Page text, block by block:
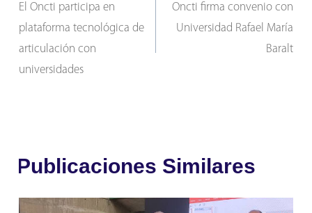
de
entradas
El Oncti participa en
plataforma tecnológica de
articulación con
universidades
Oncti firma convenio con
Universidad Rafael María
Baralt
Publicaciones Similares